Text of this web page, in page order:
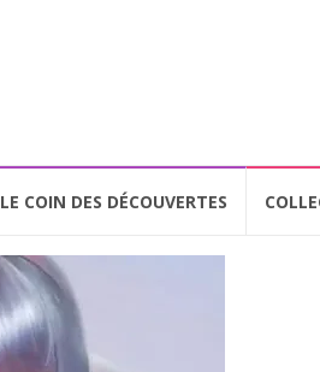
LE COIN DES DÉCOUVERTES